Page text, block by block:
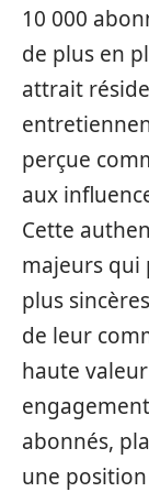
10 000
de plus en
attrait
perçue
aux
Cette
majeurs qui
plus
de leur
haute
abonnés,
une